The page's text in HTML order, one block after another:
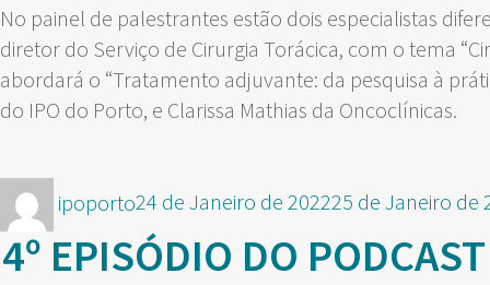
No painel de palestrantes estão dois especialistas
diretor do Serviço de Cirurgia Torácica, com o tema
abordará o “Tratamento adjuvante: da pesquisa à
do IPO do Porto, e Clarissa Mathias da Oncoclínicas.
Autor
ipoportoPublicado
24 de Janeiro de 202225 de Janeiro de
4º EPISÓDIO DO